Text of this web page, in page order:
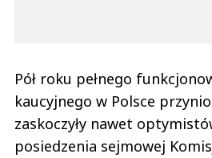
Pół roku pełnego
kaucyjnego w Polsce
zaskoczyły nawet
posiedzenia sejmowej